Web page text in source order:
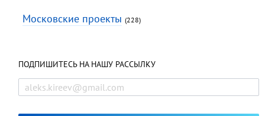
Московские проекты (228)
ПОДПИШИТЕСЬ НА НАШУ РАССЫЛКУ